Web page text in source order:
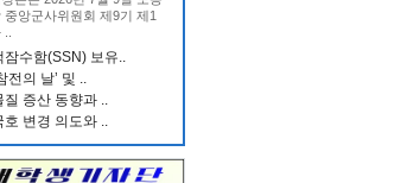
중앙군사위원회 제9기 제1
잠수함(SSN) 보유..
전의 날’ 및 ..
질 증산 동향과 ..
호 변경 의도와 ..